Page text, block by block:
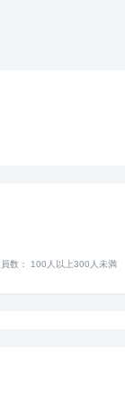
数： 100人以上300人未満